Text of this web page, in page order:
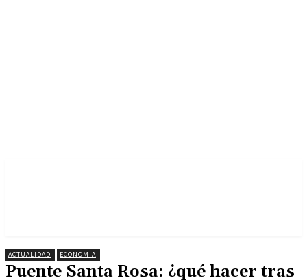
ACTUALIDAD ECONOMÍA
Puente Santa Rosa: ¿qué hacer tras